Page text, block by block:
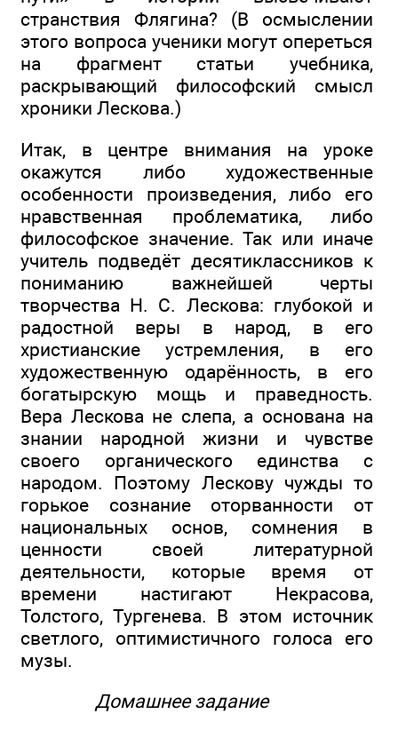
странствия Флягина? (В осмыслении
этого вопроса ученики могут опереться
на фрагмент статьи учебника,
раскрывающий философский смысл
хроники Лескова.)
Итак, в центре внимания на уроке
окажутся либо художественные
особенности произведения, либо его
нравственная проблематика, либо
философское значение. Так или иначе
учитель подведёт десятиклассников к
пониманию важнейшей черты
творчества Н. С. Лескова: глубокой и
радостной веры в народ, в его
христианские устремления, в его
художественную одарённость, в его
богатырскую мощь и праведность.
Вера Лескова не слепа, а основана на
знании народной жизни и чувстве
своего органического единства с
народом. Поэтому Лескову чужды то
горькое сознание оторванности от
национальных основ, сомнения в
ценности своей литературной
деятельности, которые время от
времени настигают Некрасова,
Толстого, Тургенева. В этом источник
светлого, оптимистичного голоса его
музы.
Домашнее задание